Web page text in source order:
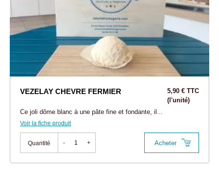
VEZELAY CHEVRE FERMIER
5,90 € TTC
(l'unité)
Ce joli dôme blanc à une pâte fine et fondante, il...
Voir la fiche produit
Quantité - + Acheter